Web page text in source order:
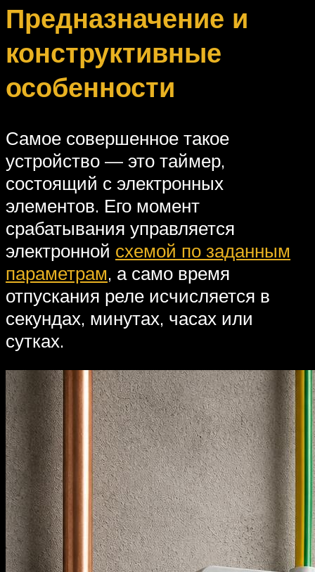
Предназначение и
конструктивные
особенности
Самое совершенное такое
устройство — это таймер,
состоящий с электронных
элементов. Его момент
срабатывания управляется
электронной схемой по заданным
параметрам, а само время
отпускания реле исчисляется в
секундах, минутах, часах или
сутках.